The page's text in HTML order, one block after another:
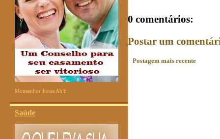
Monsenhor Jonas Abib
Saúde
0 comentários:
Postar um
Postagem mais recente